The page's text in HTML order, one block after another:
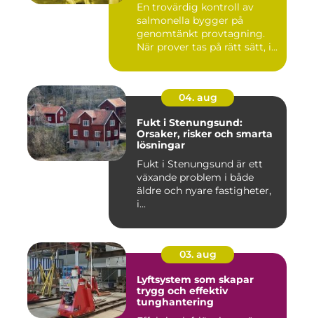
En trovärdig kontroll av
salmonella bygger på
genomtänkt provtagning.
När prover tas på rätt sätt, i...
04. aug
Fukt i Stenungsund:
Orsaker, risker och smarta
lösningar
Fukt i Stenungsund är ett
växande problem i både
äldre och nyare fastigheter,
i...
03. aug
Lyftsystem som skapar
trygg och effektiv
tunghantering